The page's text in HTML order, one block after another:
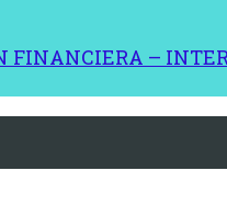
FINANCIERA –